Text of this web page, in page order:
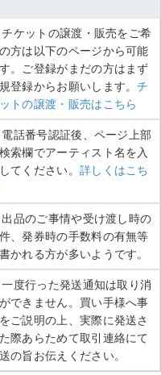
ケットの譲渡・販売をご希
方は以下のページから可能
。ご登録がまだの方はまず
登録からお願いします。チ
トの譲渡・販売はこちら
話番号認証後、ページ上部
索欄でアーティスト名を入
てください。 詳しくはこち
品のご事情や受け渡し時の
、発券時の手数料の有無等
かれる方が多いようです。
度行った発送通知は取り消
できません。買い手様へ事
ご説明の上、実際に発送さ
際あらためて取引連絡にて
の旨お伝えください。